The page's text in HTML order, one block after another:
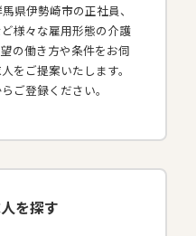
県伊勢崎市の正社員、
様々な雇用形態の介護
の働き方や条件をお伺
をご提案いたします。
ご登録ください。
を探す